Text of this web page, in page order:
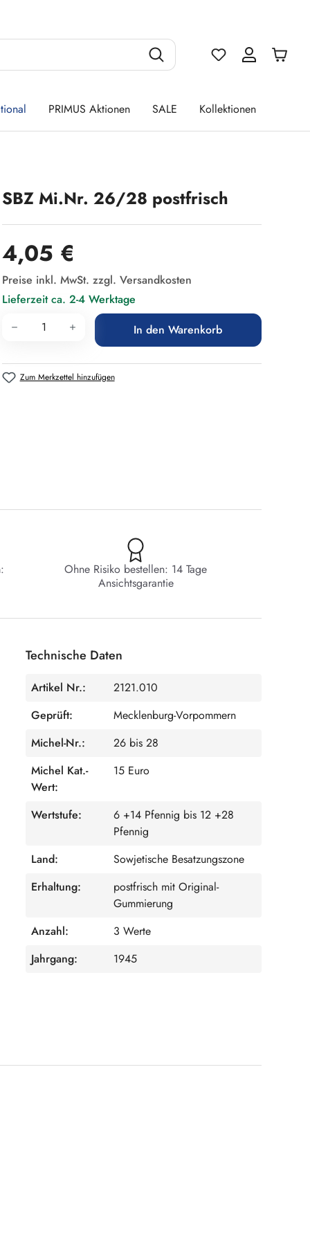
Du hast 0
PRIMUS Aktionen SALE Kollektionen
SBZ Mi.Nr. 26/28 postfrisch
Regulärer Preis:
4,05 €
Preise inkl. MwSt. zzgl. Versandkosten
Lieferzeit ca. 2-4 Werktage
Produkt Anzahl: Gib den gewünschten
In den Warenkorb
Zum Merkzettel hinzufügen
Ohne Risiko bestellen: 14 Tage
Ansichtsgarantie
Technische Daten
Artikel Nr.:
2121.010
Geprüft:
Mecklenburg-Vorpommern
Michel-Nr.:
26 bis 28
Michel Kat.-
Wert:
15 Euro
Wertstufe:
6 +14 Pfennig bis 12 +28
Pfennig
Land:
Sowjetische Besatzungszone
Erhaltung:
postfrisch mit Original-
Gummierung
Anzahl:
3 Werte
Jahrgang:
1945